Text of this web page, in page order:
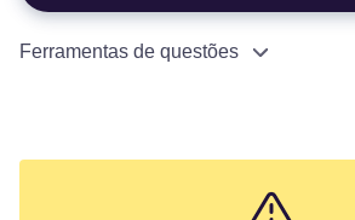
Ferramentas de questões